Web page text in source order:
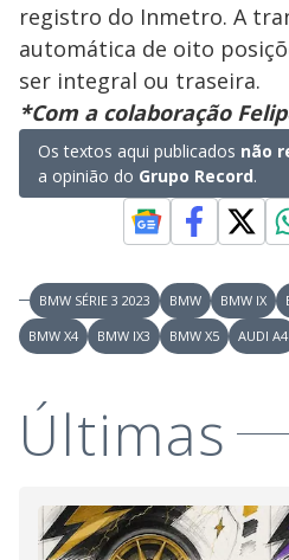
registro do Inmetro. A
automática de oito
ser integral ou traseira.
*Com a colaboração
Os textos aqui publicados não
a opinião do Grupo Record.
BMW SÉRIE 3 2023 BMW BMW IX
BMW X4
BMW IX3 BMW X5 AUDI A4
Últimas